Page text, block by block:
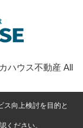
ハウス不動産 All
ス向上検討を目的と
ください。